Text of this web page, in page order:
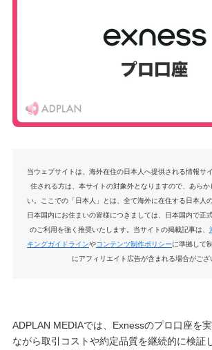
当ウェブサイトは、海外在住の日本人へ提供される情報サ
住される方は、本サイトの対象外となりますので、あらか
い。ここでの「日本人」とは、全て海外に在住する日本人
日本国内にお住まいの皆様につきましては、日本国内で正
のご利用を強く推奨いたします。当サイトの掲載記事は、
キングガイドラインやコンテンツ制作ポリシーに準拠して
にアフィリエイト広告が含まれる場合がござ
ADPLAN MEDIAでは、Exnessのプロ口座を
ながら取引コストや約定品質を継続的に検証